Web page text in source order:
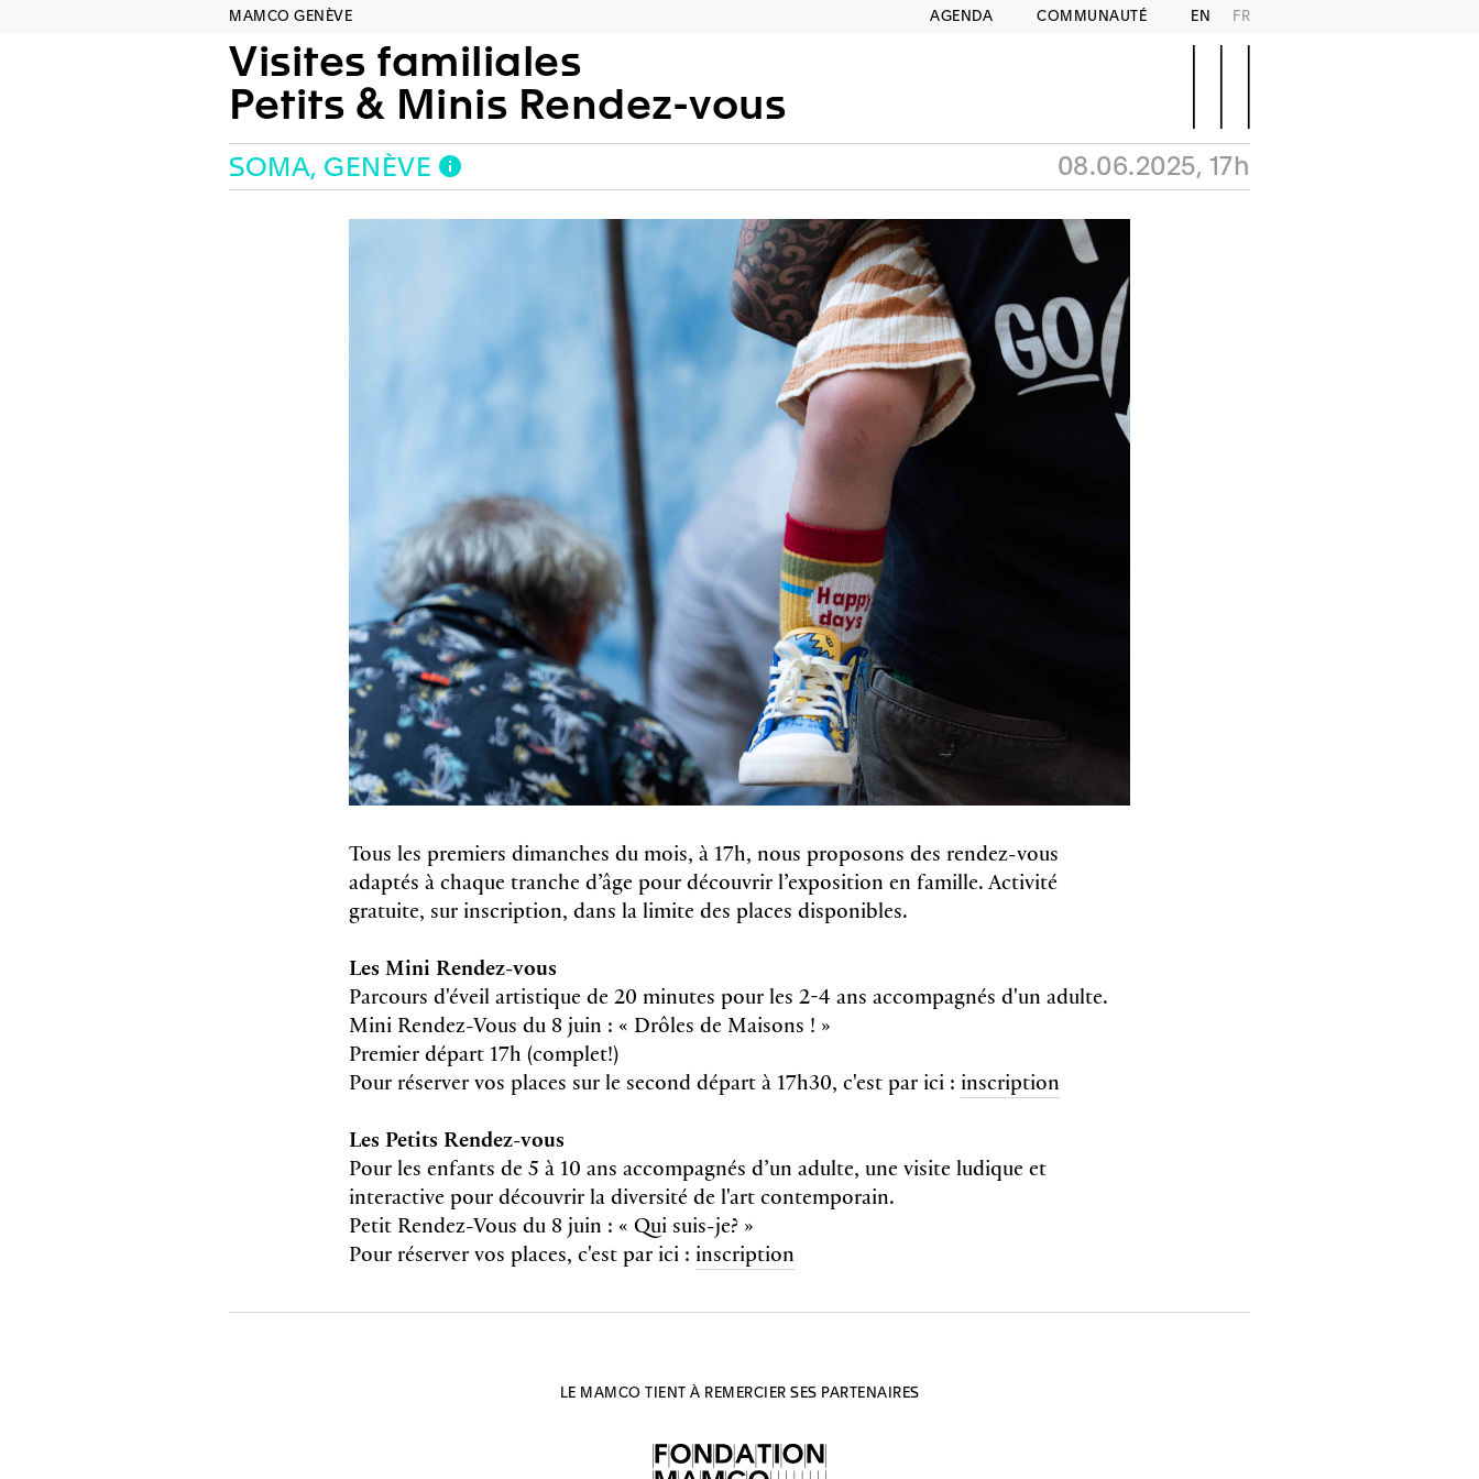
MAMCO GENÈVE AGENDA COMMUNAUTÉ EN FR
Visites familiales
Petits & Minis Rendez-vous
SOMA, GENÈVE 08.06.2025, 17h
Tous les premiers dimanches du mois, à 17h, nous proposons des rendez-vous
adaptés à chaque tranche d’âge pour découvrir l’exposition en famille. Activité
gratuite, sur inscription, dans la limite des places disponibles.
Les Mini Rendez-vous
Parcours d'éveil artistique de 20 minutes pour les 2-4 ans accompagnés d'un adulte.
Mini Rendez-Vous du 8 juin : « Drôles de Maisons ! »
Premier départ 17h (complet!)
Pour réserver vos places sur le second départ à 17h30, c'est par ici : inscription
Les Petits Rendez-vous
Pour les enfants de 5 à 10 ans accompagnés d’un adulte, une visite ludique et
interactive pour découvrir la diversité de l'art contemporain.
Petit Rendez-Vous du 8 juin : « Qui suis-je? »
Pour réserver vos places, c'est par ici : inscription
LE MAMCO TIENT À REMERCIER SES PARTENAIRES